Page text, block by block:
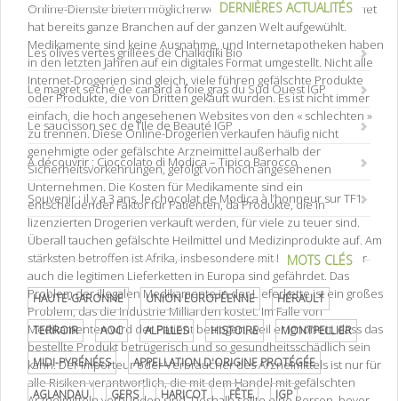
Online-Dienste bieten möglicherweise mehr Komfort. Das Internet
hat bereits ganze Branchen auf der ganzen Welt aufgewühlt.
Medikamente sind keine Ausnahme, und Internetapotheken haben
in den letzten Jahren auf ein digitales Format umgestellt. Nicht alle
Internet-Drogerien sind gleich, viele führen gefälschte Produkte
oder Produkte, die von Dritten gekauft wurden. Es ist nicht immer
einfach, die hoch angesehenen Websites von den « schlechten »
zu trennen. Diese Online-Drogerien verkaufen häufig nicht
genehmigte oder gefälschte Arzneimittel außerhalb der
Sicherheitsvorkehrungen, gefolgt von hoch angesehenen
Unternehmen. Die Kosten für Medikamente sind ein
entscheidender Faktor für Patienten, da Produkte, die in
lizenzierten Drogerien verkauft werden, für viele zu teuer sind.
Überall tauchen gefälschte Heilmittel und Medizinprodukte auf. Am
stärksten betroffen ist Afrika, insbesondere mit Impfstoffen, aber
auch die legitimen Lieferketten in Europa sind gefährdet. Das
Problem der illegalen Medikamente in der Lieferkette ist ein großes
Problem, das die Industrie Milliarden kostet. Im Falle von
Medikamenten wird der Patient betrogen, weil er ignoriert, dass das
bestellte Produkt betrügerisch und so gesundheitsschädlich sein
kann. Der Importeur oder Verbraucher des Arzneimittels ist nur für
alle Risiken verantwortlich, die mit dem Handel mit gefälschten
DERNIÈRES ACTUALITÉS
Les olives vertes grillées de Chalkidiki Bio
Le magret séché de canard à foie gras du Sud Ouest IGP
Le saucisson sec de l’Ile de Beauté IGP
A découvrir : Cioccolato di Modica – Tipico Barocco
Souvenir : il y a 3 ans, le chocolat de Modica à l’honneur sur TF1
MOTS CLÉS
HAUTE-GARONNE UNION EUROPÉENNE HÉRAULT
TERROIR AOC ALPILLES HISTOIRE MONTPELLIER
MIDI-PYRÉNÉES APPELLATION D'ORIGINE PROTÉGÉE
AGLANDAU GERS HARICOT FÊTE IGP